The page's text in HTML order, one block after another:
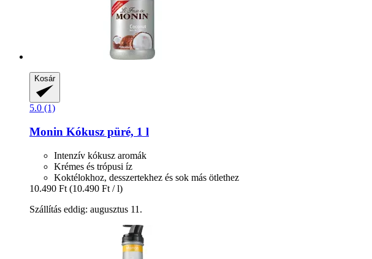
Kosár
5.0 (1)
Monin Kókusz püré, 1 l
Intenzív kókusz aromák
Krémes és trópusi íz
Koktélokhoz, desszertekhez és sok más ötlethez
10.490 Ft (10.490 Ft / l)
Szállítás eddig: augusztus 11.